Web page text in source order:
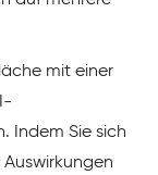
mit einer
Indem Sie sich